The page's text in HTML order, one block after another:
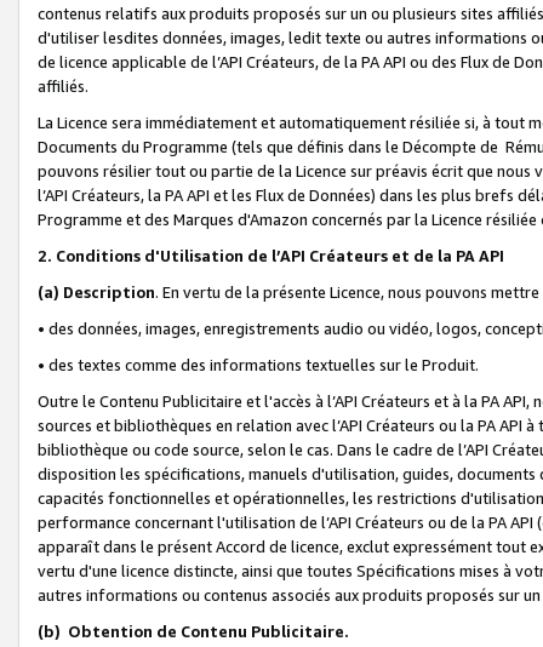
contenus relatifs aux produits proposés sur un ou plusieurs sites
d'utiliser lesdites données, images, ledit texte ou autres informations
de licence applicable de l’API Créateurs, de la PA API ou des Flux de
affiliés.
La Licence sera immédiatement et automatiquement résiliée si, à
Documents du Programme (tels que définis dans le Décompte de
pouvons résilier tout ou partie de la Licence sur préavis écrit que
l’API Créateurs, la PA API et les Flux de Données) dans les plus
Programme et des Marques d'Amazon concernés par la Licence
2. Conditions d'Utilisation de l’API Créateurs et de la PA API
(a) Description. En vertu de la présente Licence, nous pouvons
• des données, images, enregistrements audio ou vidéo, logos,
• des textes comme des informations textuelles sur le Produit.
Outre le Contenu Publicitaire et l'accès à l’API Créateurs et à la PA
sources et bibliothèques en relation avec l’API Créateurs ou la PA
bibliothèque ou code source, selon le cas. Dans le cadre de l’API
disposition les spécifications, manuels d'utilisation, guides,
capacités fonctionnelles et opérationnelles, les restrictions
performance concernant l'utilisation de l’API Créateurs ou de la PA
apparaît dans le présent Accord de licence, exclut expressément tout
vertu d'une licence distincte, ainsi que toutes Spécifications mises à
autres informations ou contenus associés aux produits proposés sur
(b) Obtention de Contenu Publicitaire.